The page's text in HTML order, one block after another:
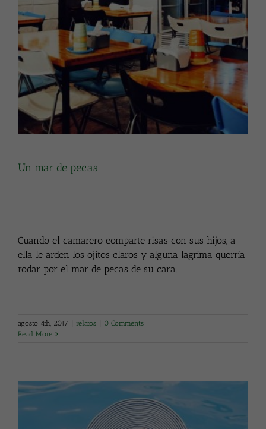
Un mar de pecas
Cuando el camarero comparte risas con sus hijos, a
ella le arden los ojitos claros y alguna lagrima querría
rodar por el mar de pecas de su cara.
agosto 4th, 2017 relatos
0 Comments
Read More